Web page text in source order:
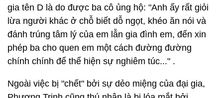
gia tên D là do được ba cô ủng hộ: "Anh ấy rất giỏi
lừa người khác ở chỗ biết dỗ ngọt, khéo ăn nói và
đánh trúng tâm lý của em lẫn gia đình em, đến xin
phép ba cho quen em một cách đường đường
chính chính để thể hiện sự nghiêm túc..." .
Ngoài việc bị "chết" bởi sự dẻo miệng của đại gia,